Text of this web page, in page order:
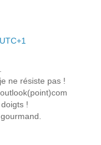
ne résiste pas !
!